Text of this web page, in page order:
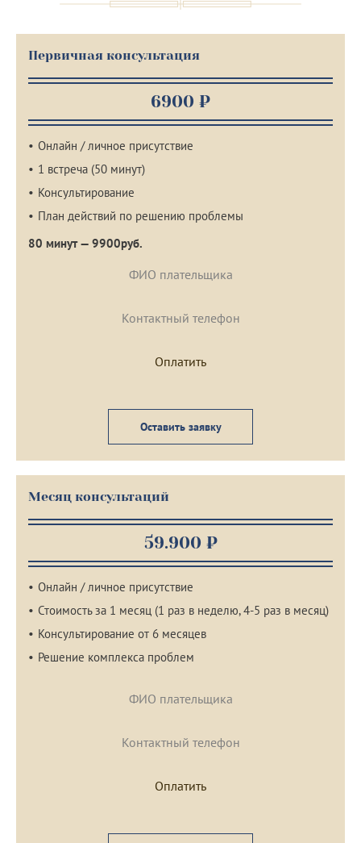
Первичная консультация
6900 ₽
Онлайн / личное присутствие
1 встреча (50 минут)
Консультирование
План действий по решению проблемы
80 минут — 9900руб.
Оставить заявку
Месяц консультаций
59.900 ₽
Онлайн / личное присутствие
Стоимость за 1 месяц (1 раз в неделю, 4-5 раз в месяц)
Консультирование от 6 месяцев
Решение комплекса проблем